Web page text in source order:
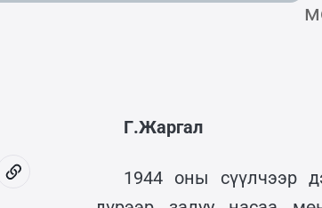
Г.Жаргал
1944 оны сүүлчээр